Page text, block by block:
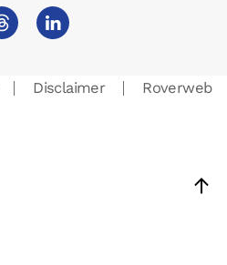
Disclaimer Roverweb